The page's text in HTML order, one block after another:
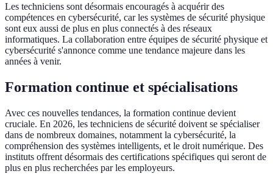
Les techniciens sont désormais encouragés à acquérir des
compétences en cybersécurité, car les systèmes de sécurité physique
sont eux aussi de plus en plus connectés à des réseaux
informatiques. La collaboration entre équipes de sécurité physique et
cybersécurité s'annonce comme une tendance majeure dans les
années à venir.
Formation continue et spécialisations
Avec ces nouvelles tendances, la formation continue devient
cruciale. En 2026, les techniciens de sécurité doivent se spécialiser
dans de nombreux domaines, notamment la cybersécurité, la
compréhension des systèmes intelligents, et le droit numérique. Des
instituts offrent désormais des certifications spécifiques qui seront de
plus en plus recherchées par les employeurs.